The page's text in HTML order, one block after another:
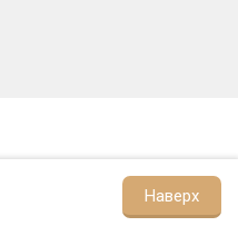
Наверх